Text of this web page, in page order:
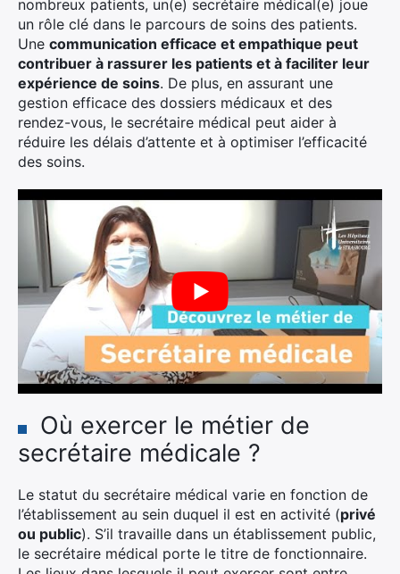
nombreux patients, un(e) secrétaire médical(e) joue
un rôle clé dans le parcours de soins des patients.
Une communication efficace et empathique peut
contribuer à rassurer les patients et à faciliter leur
expérience de soins. De plus, en assurant une
gestion efficace des dossiers médicaux et des
rendez-vous, le secrétaire médical peut aider à
réduire les délais d’attente et à optimiser l’efficacité
des soins.
Où exercer le métier de
secrétaire médicale ?
Le statut du secrétaire médical varie en fonction de
l’établissement au sein duquel il est en activité (privé
ou public). S’il travaille dans un établissement public,
le secrétaire médical porte le titre de fonctionnaire.